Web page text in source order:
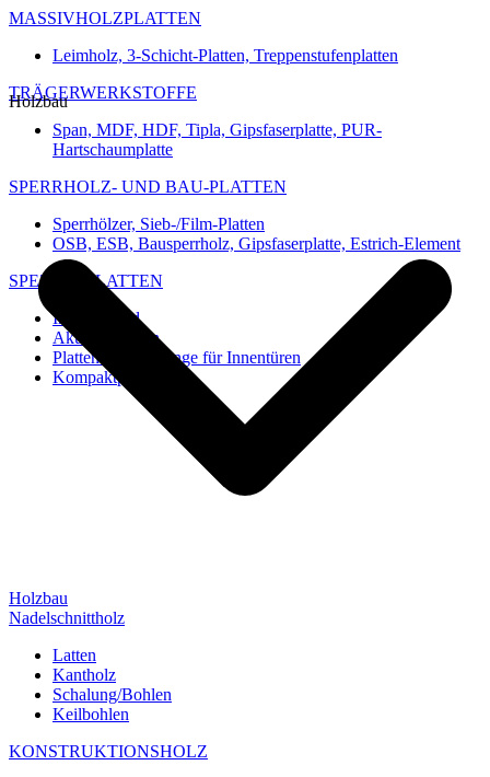
MASSIVHOLZPLATTEN
Leimholz, 3-Schicht-Platten, Treppenstufenplatten
TRÄGERWERKSTOFFE
Span, MDF, HDF, Tipla, Gipsfaserplatte, PUR-
Hartschaumplatte
SPERRHOLZ- UND BAU-PLATTEN
Sperrhölzer, Sieb-/Film-Platten
OSB, ESB, Bausperrholz, Gipsfaserplatte, Estrich-Element
SPEZIAL-PLATTEN
Imi-Verbund
Akustik-Platten
Platten und Rohlinge für Innentüren
Kompaktplatten
Holzbau
Holzbau
Nadelschnittholz
Latten
Kantholz
Schalung/Bohlen
Keilbohlen
KONSTRUKTIONSHOLZ